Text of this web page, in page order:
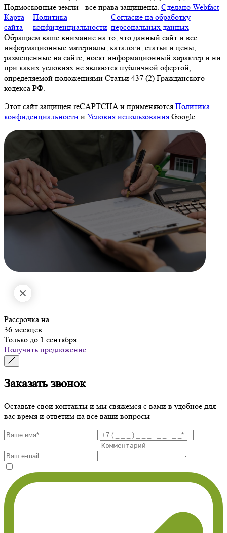
Подмосковные земли - все права защищены. Сделано Webfact
Карта
сайта
Политика
конфиденциальности
Согласие на обработку
персональных данных
Обращаем ваше внимание на то, что данный сайт и все
информационные материалы, каталоги, статьи и цены,
размещенные на сайте, носят информационный характер и ни
при каких условиях не являются публичной офертой,
определяемой положениями Статьи 437 (2) Гражданского
кодекса РФ.
Этот сайт защищен reCAPTCHA и применяются Политика
конфиденциальности и Условия использования Google.
Рассрочка на
36 месяцев
Только до 1 сентября
Получить предложение
Заказать звонок
Оставьте свои контакты и мы свяжемся с вами в удобное для
вас время и ответим на все ваши вопросы